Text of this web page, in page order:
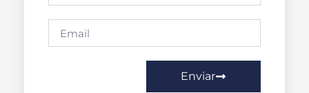
Enviar